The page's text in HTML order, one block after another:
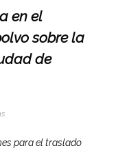
en el
sobre la
de
para el traslado